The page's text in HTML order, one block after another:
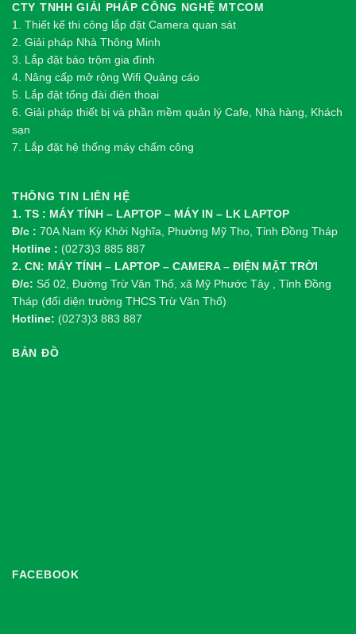
CTY TNHH GIẢI PHÁP CÔNG NGHỆ MTCOM
1. Thiết kế thi công lắp đặt Camera quan sát
2. Giải pháp Nhà Thông Minh
3. Lắp đặt báo trộm gia đình
4. Nâng cấp mở rộng Wifi Quảng cáo
5. Lắp đặt tổng đài điện thoại
6. Giải pháp thiết bị và phần mềm quản lý Cafe, Nhà hàng, Khách
sạn
7. Lắp đặt hệ thống máy chấm công
THÔNG TIN LIÊN HỆ
1. TS : MÁY TÍNH – LAPTOP – MÁY IN – LK LAPTOP
Đ/c : 70A Nam Kỳ Khởi Nghĩa, Phường Mỹ Tho, Tỉnh Đồng Tháp
Hotline : (0273)3 885 887
2. CN: MÁY TÍNH – LAPTOP – CAMERA – ĐIỆN MẶT TRỜI
Đ/c: Số 02, Đường Trừ Văn Thố, xã Mỹ Phước Tây , Tỉnh Đồng
Tháp (đối diện trường THCS Trừ Văn Thố)
Hotline: (0273)3 883 887
BẢN ĐỒ
FACEBOOK